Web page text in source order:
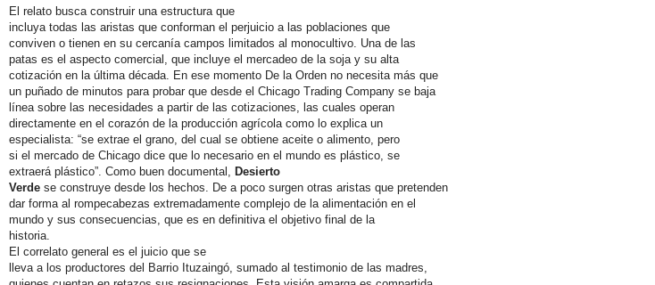
El relato busca construir una estructura que
incluya todas las aristas que conforman el perjuicio a las poblaciones que
conviven o tienen en su cercanía campos limitados al monocultivo. Una de las
patas es el aspecto comercial, que incluye el mercadeo de la soja y su alta
cotización en la última década. En ese momento De la Orden no necesita más que
un puñado de minutos para probar que desde el Chicago Trading Company se baja
línea sobre las necesidades a partir de las cotizaciones, las cuales operan
directamente en el corazón de la producción agrícola como lo explica un
especialista: “se extrae el grano, del cual se obtiene aceite o alimento, pero
si el mercado de Chicago dice que lo necesario en el mundo es plástico, se
extraerá plástico”. Como buen documental,
Desierto
Verde se construye desde los hechos. De a poco surgen otras aristas que pretenden
dar forma al rompecabezas extremadamente complejo de la alimentación en el
mundo y sus consecuencias, que es en definitiva el objetivo final de la
historia.
El correlato general es el juicio que se
lleva a los productores del Barrio Ituzaingó, sumado al testimonio de las madres,